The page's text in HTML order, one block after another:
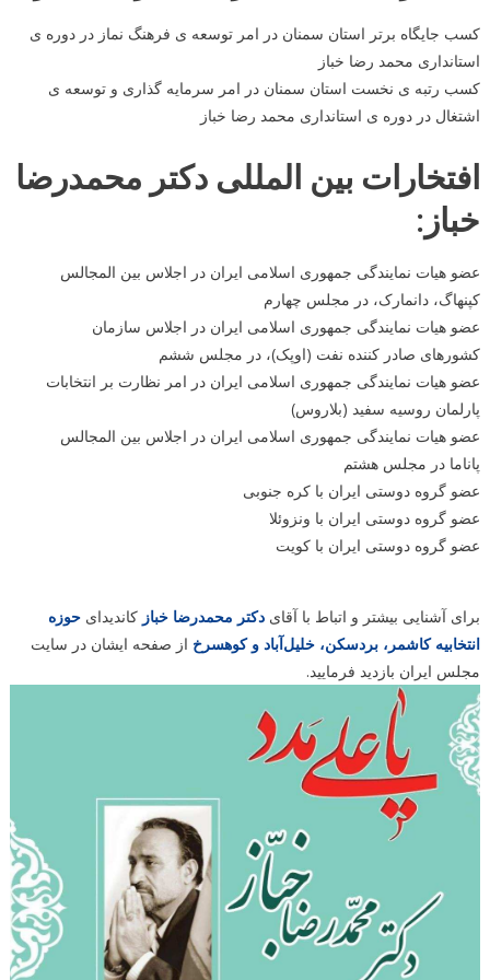
کسب جایگاه برتر استان سمنان در امر توسعه ی فرهنگ نماز در دوره ی
استانداری محمد رضا خباز
کسب رتبه ی نخست استان سمنان در امر سرمایه گذاری و توسعه ی
اشتغال در دوره ی استانداری محمد رضا خباز
افتخارات بین المللی دکتر محمدرضا
خباز:
عضو هیات نمایندگی جمهوری اسلامی ایران در اجلاس بین المجالس
کپنهاگ، دانمارک، در مجلس چهارم
عضو هیات نمایندگی جمهوری اسلامی ایران در اجلاس سازمان
کشورهای صادر کننده نفت (اوپک)، در مجلس ششم
عضو هیات نمایندگی جمهوری اسلامی ایران در امر نظارت بر انتخابات
پارلمان روسیه سفید (بلاروس)
عضو هیات نمایندگی جمهوری اسلامی ایران در اجلاس بین المجالس
پاناما در مجلس هشتم
عضو گروه دوستی ایران با کره جنوبی
عضو گروه دوستی ایران با ونزوئلا
عضو گروه دوستی ایران با کویت
برای آشنایی بیشتر و اتباط با آقای دکتر محمدرضا خباز کاندیدای حوزه
انتخابیه کاشمر، بردسکن، خلیل‌آباد و کوهسرخ از صفحه ایشان در سایت
مجلس ایران بازدید فرمایید.